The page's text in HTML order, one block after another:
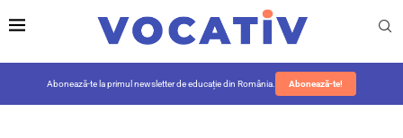
Abonează-te la primul newsletter de educație din România. Abonează-te!